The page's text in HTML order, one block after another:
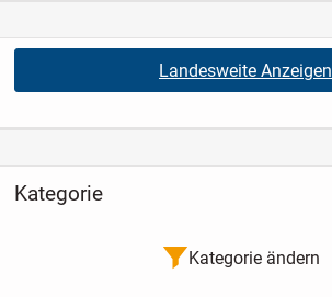
Landesweite Anzeigen
Kategorie
Kategorie ändern